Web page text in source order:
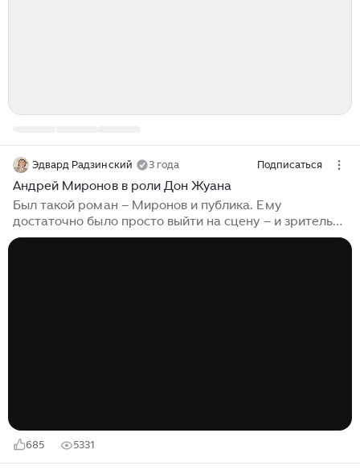
Эдвард Радзинский 3 года Подписаться
Андрей Миронов в роли Дон Жуана
Был такой роман – Миронов и публика. Ему
достаточно было просто выйти на сцену – и зритель
уже умирал от восторга. Лепорелло играл еще один
685 5331